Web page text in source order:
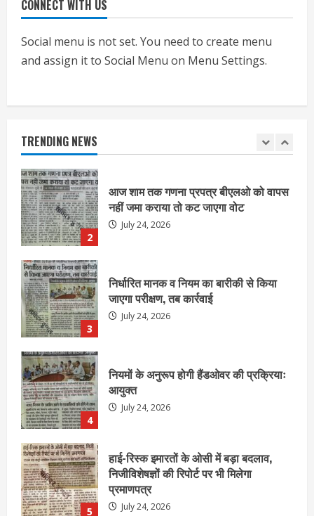
CONNECT WITH US
Social menu is not set. You need to create menu
and assign it to Social Menu on Menu Settings.
TRENDING NEWS
1
एचईआरसी के अध्यक्ष नंद लाल का निधन
2
3
निर्धारित मानक व नियम का बारीकी से किया
जाएगा परीक्षण, तब कार्रवाई
July 24, 2026
4
नियमों के अनुरूप होगी हैंडओवर की प्रक्रियाः
आयुक्त
July 24, 2026
5
हाई-रिस्क इमारतों के ओसी में बड़ा बदलाव,
निजीविशेषज्ञों की रिपोर्ट पर भी मिलेगा
प्रमाणपत्र
July 24, 2026
1
एचईआरसी के अध्यक्ष नंद लाल का निधन
July 24, 2026